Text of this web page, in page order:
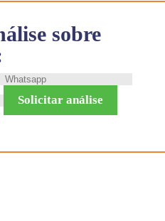
sobre
Solicitar análise